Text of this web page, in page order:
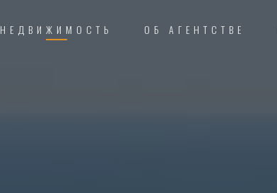
НЕДВИЖИМОСТЬ ОБ АГЕНТСТВЕ